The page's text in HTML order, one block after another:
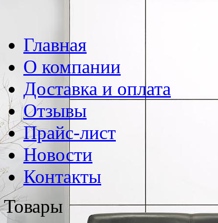
Главная
О компании
Доставка и оплата
Отзывы
Прайс-лист
Новости
Контакты
Товары